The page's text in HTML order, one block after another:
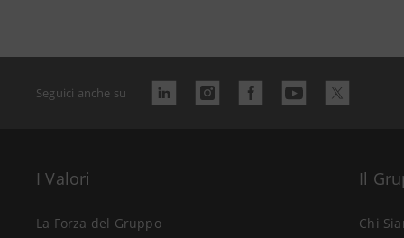
Seguici anche su
I Valori
La Forza del Gruppo
Il
Chi